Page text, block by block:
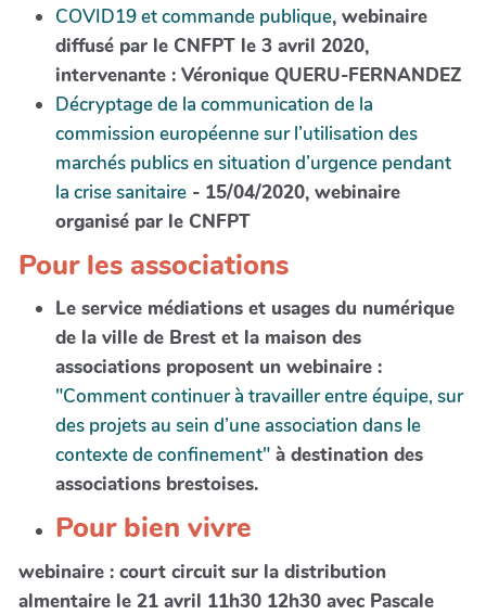
COVID19 et commande publique, webinaire
diffusé par le CNFPT le 3 avril 2020,
intervenante : Véronique QUERU-FERNANDEZ
Décryptage de la communication de la
commission européenne sur l’utilisation des
marchés publics en situation d’urgence pendant
la crise sanitaire - 15/04/2020, webinaire
organisé par le CNFPT
Pour les associations
Le service médiations et usages du numérique
de la ville de Brest et la maison des
associations proposent un webinaire :
"Comment continuer à travailler entre équipe, sur
des projets au sein d’une association dans le
contexte de confinement" à destination des
associations brestoises.
Pour bien vivre
webinaire : court circuit sur la distribution
almentaire le 21 avril 11h30 12h30 avec Pascale